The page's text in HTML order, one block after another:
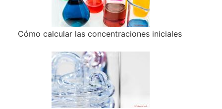
Cómo calcular las concentraciones iniciales